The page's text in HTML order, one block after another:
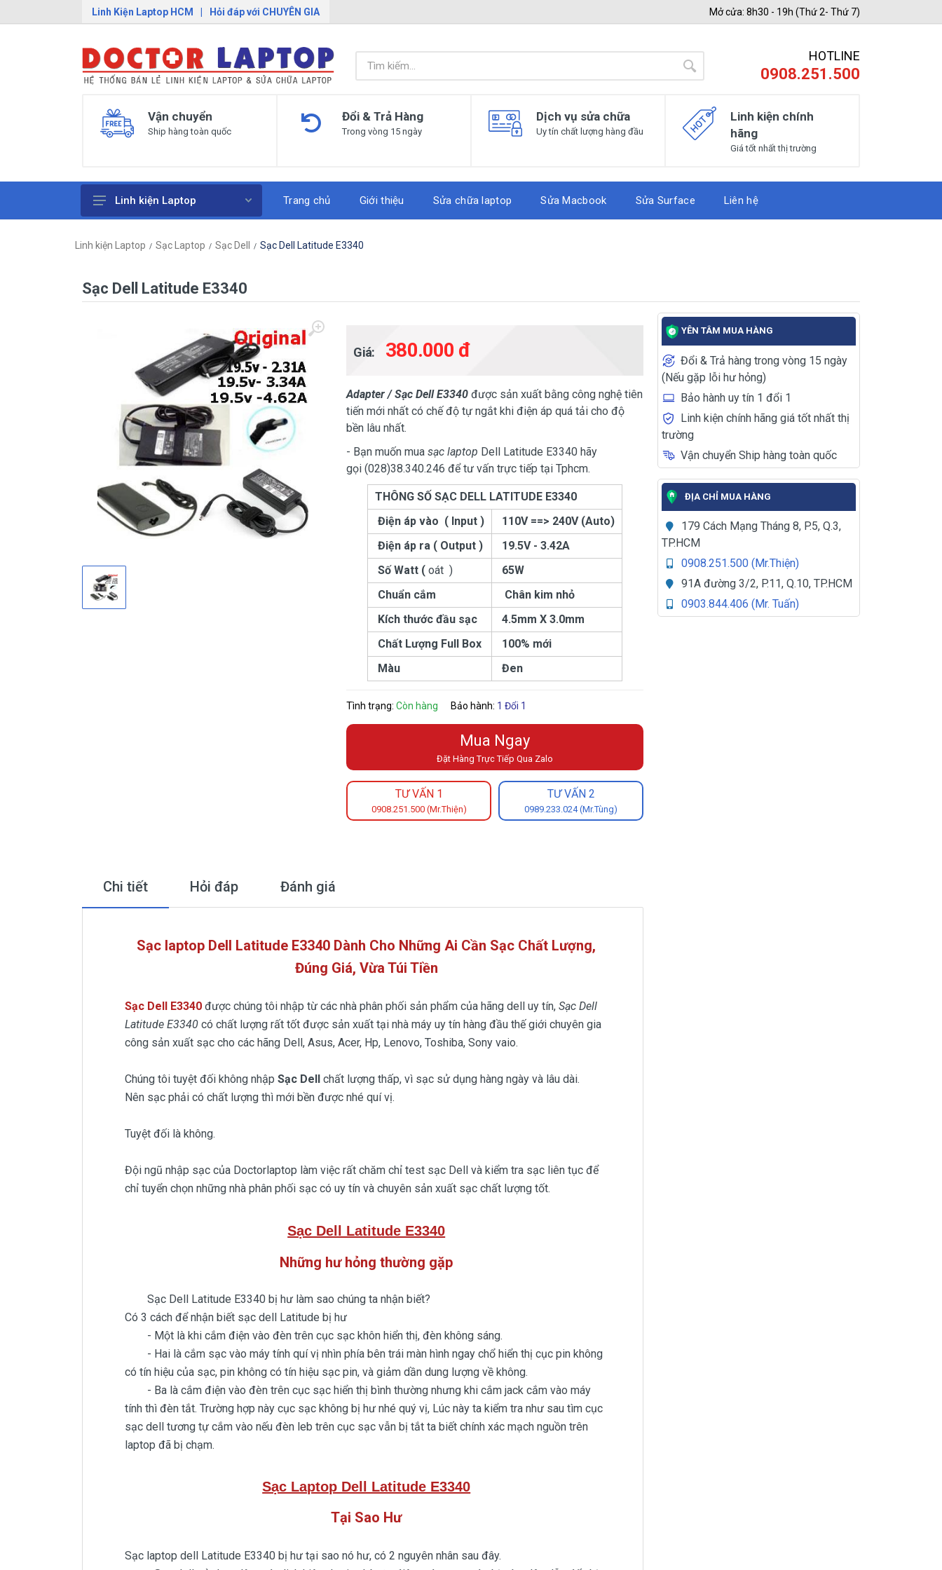
Linh Kiện Laptop HCM | Hỏi đáp với CHUYÊN GIA Mở cửa: 8h30 - 19h (Thứ 2- Thứ 7)
HOTLINE
0908.251.500
Vận chuyển
Ship hàng toàn quốc
Đổi & Trả Hàng
Trong vòng 15 ngày
Dịch vụ sửa chữa
Uy tín chất lượng hàng đầu
Linh kiện chính
hãng
Giá tốt nhất thị trường
Bàn Phím Laptop
Ổ cứng SSD laptop
Ram Máy Tính
Dịch vụ thay pin Surface chính
hãng, uy tín tại tphcm
Thay sạc Surface Pro
Quạt Laptop
Linh kiện Laptop Trang chủ Giới thiệu Sửa chữa laptop Sửa Macbook Sửa Surface Liên hệ
Linh kiện Laptop Sạc Laptop Sạc Dell Sạc Dell Latitude E3340
Sạc Dell Latitude E3340
Giá: 380.000 đ
Adapter / Sạc Dell E3340được sản xuất bằng công nghệ tiên
tiến mới nhất có chế độ tự ngắt khi điện áp quá tải cho độ
bền lâu nhất.
- Bạn muốn muasạc laptop Dell Latitude E3340 hãy
gọi (028)38.340.246 để tư vấn trực tiếp tại Tphcm.
THÔNG SỐ SẠC DELL LATITUDE E3340
Điện áp vào ( Input )
110V ==> 240V (Auto)
Điện áp ra ( Output )
19.5V - 3.42A
Số Watt (oát )
65W
Chuẩn cắm
Chân kim nhỏ
Kích thước đầu sạc
4.5mm X 3.0mm
Chất Lượng Full Box
100% mới
Màu
Đen
Tình trạng:Còn hàng Bảo hành: 1 Đổi 1
Mua Ngay
Đặt Hàng Trực Tiếp Qua Zalo
TƯ VẤN 1
0908.251.500 (Mr.Thiện)
TƯ VẤN 2
0989.233.024 (Mr.Tùng)
YÊN TÂM MUA HÀNG
Đổi & Trả hàng trong vòng 15 ngày
(Nếu gặp lỗi hư hỏng)
Bảo hành uy tín 1 đổi 1
Linh kiện chính hãng giá tốt nhất thị
trường
Vận chuyển Ship hàng toàn quốc
ĐỊA CHỈ MUA HÀNG
179 Cách Mạng Tháng 8, P.5, Q.3,
TP.HCM
0908.251.500 (Mr.Thiện)
91A đường 3/2, P.11, Q.10, TP.HCM
0903.844.406 (Mr. Tuấn)
Chi tiết Hỏi đáp Đánh giá
Sạc laptop Dell Latitude E3340 Dành Cho Những Ai Cần Sạc Chất Lượng,
Đúng Giá, Vừa Túi Tiền
Sạc Dell E3340 được chúng tôi nhập từ các nhà phân phối sản phẩm của hãng dell uy tín, Sạc Dell
Latitude E3340 có chất lượng rất tốt được sản xuất tại nhà máy uy tín hàng đầu thế giới chuyên gia
công sản xuất sạc cho các hãng Dell, Asus, Acer, Hp, Lenovo, Toshiba, Sony vaio.
Chúng tôi tuyệt đối không nhập Sạc Dell chất lượng thấp, vì sạc sử dụng hàng ngày và lâu dài.
Nên sạc phải có chất lượng thì mới bền được nhé quí vị.
Tuyệt đối là không.
Đội ngũ nhập sạc của Doctorlaptop làm việc rất chăm chỉ test sạc Dell và kiểm tra sạc liên tục để
chỉ tuyển chọn những nhà phân phối sạc có uy tín và chuyên sản xuất sạc chất lượng tốt.
Sạc Dell Latitude E3340
Những hư hỏng thường gặp
Sạc Dell Latitude E3340 bị hư làm sao chúng ta nhận biết?
Có 3 cách để nhận biết sạc dell Latitude bị hư
- Một là khi cắm điện vào đèn trên cục sạc khôn hiển thị, đèn không sáng.
- Hai là cắm sạc vào máy tính quí vị nhìn phía bên trái màn hình ngay chổ hiển thị cục pin không
có tín hiệu của sạc, pin không có tín hiệu sạc pin, và giảm dần dung lượng về không.
- Ba là cắm điện vào đèn trên cục sạc hiển thị bình thường nhưng khi cắm jack cắm vào máy
tính thì đèn tắt. Trường hợp này cục sạc không bị hư nhé quý vị, Lúc này ta kiểm tra như sau tìm cục
sạc dell tương tự cắm vào nếu đèn leb trên cục sạc vẫn bị tắt ta biết chính xác mạch nguồn trên
laptop đã bị chạm.
Sạc Laptop Dell Latitude E3340
Tại Sao Hư
Sạc laptop dell Latitude E3340 bị hư tại sao nó hư, có 2 nguyên nhân sau đây.